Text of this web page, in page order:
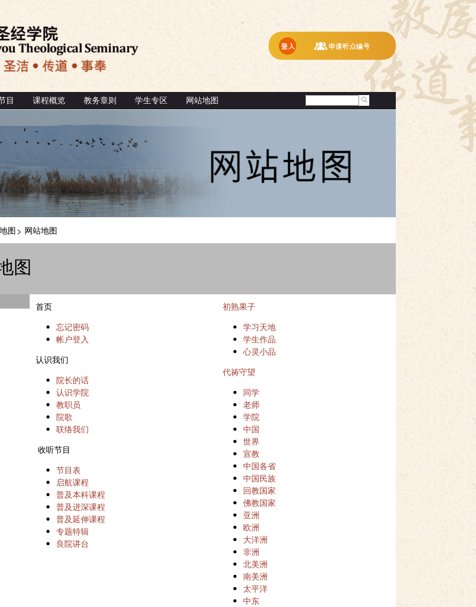
目 课程概览 教务章则 学生专区 网站地图
图> 网站地图
图
首页
忘记密码
帐户登入
认识我们
院长的话
认识学院
教职员
院歌
联络我们
收听节目
节目表
启航课程
普及本科课程
普及进深课程
普及延伸课程
专题特辑
良院讲台
初熟果子
学习天地
学生作品
心灵小品
代祷守望
同学
老师
学院
中国
世界
宣教
中国各省
中国民族
回教国家
佛教国家
亚洲
欧洲
大洋洲
非洲
北美洲
南美洲
太平洋
中东